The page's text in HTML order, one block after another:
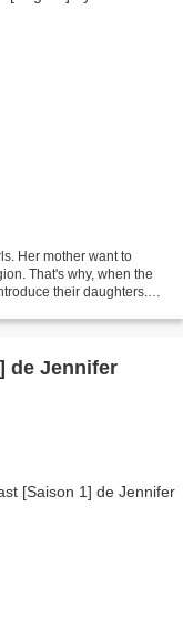
Her mother want to
That's why, when the
their daughters.
de Jennifer